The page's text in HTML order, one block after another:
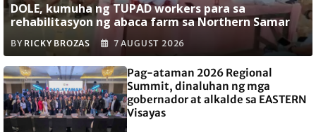
DOLE, kumuha ng TUPAD workers para sa
rehabilitasyon ng abaca farm sa Northern Samar
BY RICKY BROZAS 7 AUGUST 2026
Pag-ataman 2026 Regional
Summit, dinaluhan ng mga
gobernador at alkalde sa EASTERN
Visayas